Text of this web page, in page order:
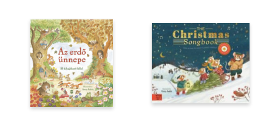
Társadalomtudomány
Természettudomány
Történelem
Vallás